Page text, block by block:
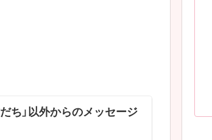
ち」以外からのメッセージ